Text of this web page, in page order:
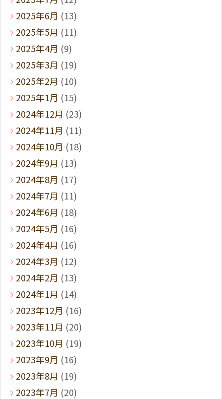
2025年6月 (13)
2025年5月 (11)
2025年4月 (9)
2025年3月 (19)
2025年2月 (10)
2025年1月 (15)
2024年12月 (23)
2024年11月 (11)
2024年10月 (18)
2024年9月 (13)
2024年8月 (17)
2024年7月 (11)
2024年6月 (18)
2024年5月 (16)
2024年4月 (16)
2024年3月 (12)
2024年2月 (13)
2024年1月 (14)
2023年12月 (16)
2023年11月 (20)
2023年10月 (19)
2023年9月 (16)
2023年8月 (19)
2023年7月 (20)